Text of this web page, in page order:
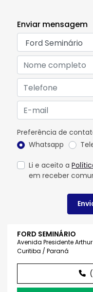
FORD SEMINÁRIO
Avenida Presidente
Curitiba / Paraná
Enviar mensagem
Preferência de
Whatsapp
Li e aceito a
em receber